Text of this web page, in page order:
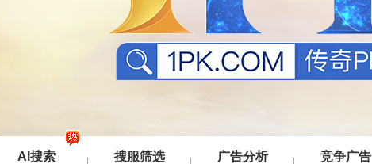
AI搜索 搜服筛选 广告分析 竞争广告